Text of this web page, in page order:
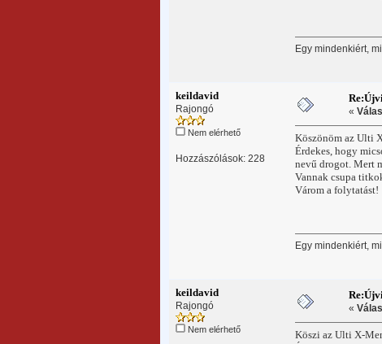
Egy mindenkiért,
keildavid
Rajongó
Nem elérhető
Hozzászólások: 228
«
Köszönöm az Ulti
Érdekes, hogy
nevű drogot. Mert
Vannak csupa
Várom a folytatást!
Egy mindenkiért,
keildavid
Rajongó
Nem elérhető
«
Köszi az Ulti X-